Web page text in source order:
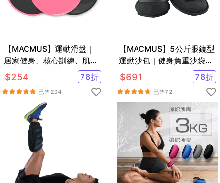
【MACMUS】運動滑盤｜
居家健身、核心訓練、肌肉
訓練｜黑、粉、藍三色可選
｜一組兩片
$254 78折
已售204
【MACMUS】5公斤眼鏡型
運動沙包｜健身負重沙袋｜
可綁手腕腳踝復健沙包｜多
色可選
$691 78折
已售72